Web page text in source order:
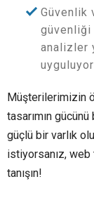
Güvenlik
güvenliği
analizler
Müşterilerimizin
tasarımın
güçlü bir varlık
istiyorsanız, web
tanışın!